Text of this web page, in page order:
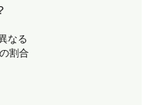
なる
割合